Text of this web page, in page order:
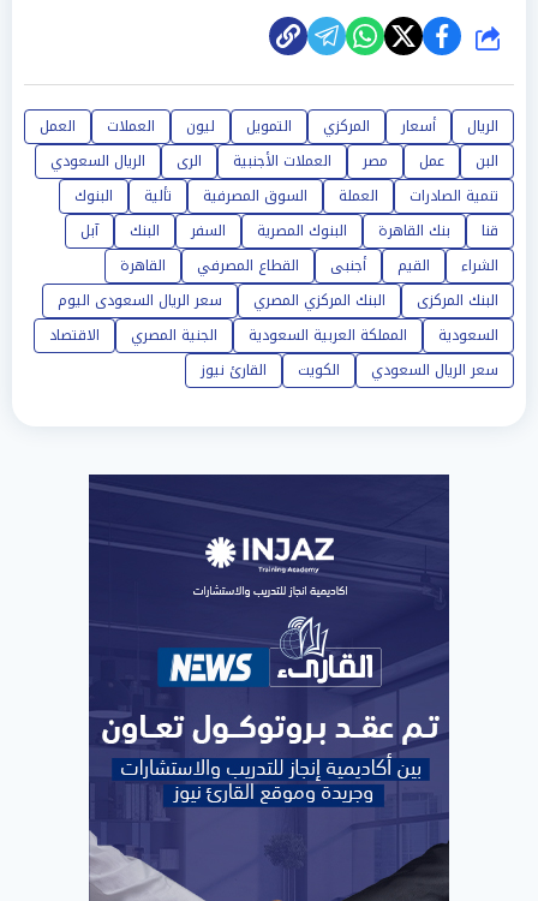
شارك
الريال أسعار المركزي التمويل ليون العملات
العمل
البن
عمل مصر العملات الأجنبية الرى
الريال السعودي
تنمية الصادرات
العملة السوق المصرفية تألية
البنوك
قنا
بنك القاهرة البنوك المصرية السفر البنك
آبل
الشراء
القيم أجنبى القطاع المصرفي
القاهرة
البنك المركزى
البنك المركزي المصري
سعر الريال السعودى اليوم
السعودية
المملكة العربية السعودية الجنية المصري
الاقتصاد
سعر الريال السعودي
الكويت القارئ نيوز